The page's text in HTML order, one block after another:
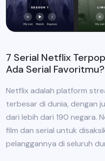
7 Serial Netflix
Ada Serial Favoritmu?
Netflix adalah platform
terbesar di dunia, dengan
dari lebih dari 190 negara.
film dan serial untuk
pelanggannya di seluruh